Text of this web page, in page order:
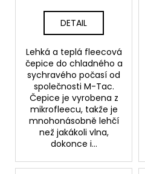
DETAIL
Lehká a teplá fleecová
čepice do chladného a
sychravého počasí od
společnosti M-Tac.
Čepice je vyrobena z
mikrofleecu, takže je
mnohonásobně lehčí
než jakákoli vlna,
dokonce i...